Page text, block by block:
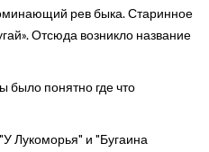
рев быка. Старинное
Отсюда возникло название
было понятно где что
Лукоморья" и "Бугаина